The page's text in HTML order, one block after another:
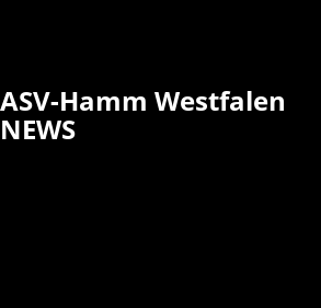
ASV-Hamm Westfalen
NEWS